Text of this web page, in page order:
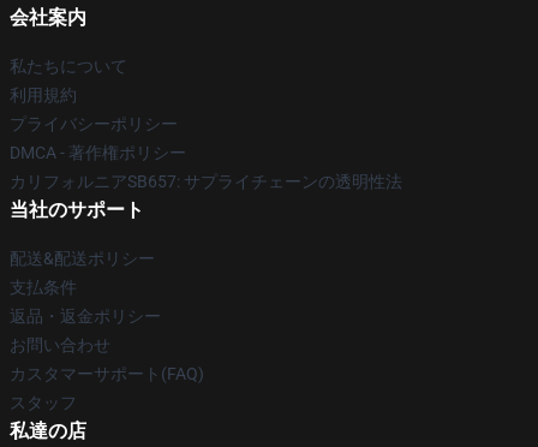
会社案内
私たちについて
利用規約
プライバシーポリシー
DMCA - 著作権ポリシー
カリフォルニアSB657: サプライチェーンの透明性法
当社のサポート
配送&配送ポリシー
支払条件
返品・返金ポリシー
お問い合わせ
カスタマーサポート(FAQ)
スタッフ
私達の店